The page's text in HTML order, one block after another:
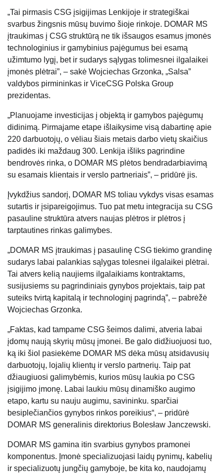
„Tai pirmasis CSG įsigijimas Lenkijoje ir strategiškai
svarbus žingsnis mūsų buvimo šioje rinkoje. DOMAR MS
įtraukimas į CSG struktūrą ne tik išsaugos esamus įmonės
technologinius ir gamybinius pajėgumus bei esamą
užimtumo lygį, bet ir sudarys sąlygas tolimesnei ilgalaikei
įmonės plėtrai”, – sakė Wojciechas Grzonka, „Salsa”
valdybos pirmininkas ir ViceCSG Polska Group
prezidentas.
„Planuojame investicijas į objektą ir gamybos pajėgumų
didinimą. Pirmajame etape išlaikysime visą dabartinę apie
220 darbuotojų, o vėliau šiais metais darbo vietų skaičius
padidės iki maždaug 300. Lenkija išliks pagrindine
bendrovės rinka, o DOMAR MS plėtos bendradarbiavimą
su esamais klientais ir verslo partneriais”, – pridūrė jis.
Įvykdžius sandorį, DOMAR MS toliau vykdys visas esamas
sutartis ir įsipareigojimus. Tuo pat metu integracija su CSG
pasauline struktūra atvers naujas plėtros ir plėtros į
tarptautines rinkas galimybes.
„DOMAR MS įtraukimas į pasaulinę CSG tiekimo grandinę
sudarys labai palankias sąlygas tolesnei ilgalaikei plėtrai.
Tai atvers kelią naujiems ilgalaikiams kontraktams,
susijusiems su pagrindiniais gynybos projektais, taip pat
suteiks tvirtą kapitalą ir technologinį pagrindą”, – pabrėžė
Wojciechas Grzonka.
„Faktas, kad tampame CSG šeimos dalimi, atveria labai
įdomų naują skyrių mūsų įmonei. Be galo didžiuojuosi tuo,
ką iki šiol pasiekėme DOMAR MS dėka mūsų atsidavusių
darbuotojų, lojalių klientų ir verslo partnerių. Taip pat
džiaugiuosi galimybėmis, kurios mūsų laukia po CSG
įsigijimo įmonę. Labai laukiu mūsų dinamiško augimo
etapo, kartu su nauju augimu, savininku. sparčiai
besiplečiančios gynybos rinkos poreikius“, – pridūrė
DOMAR MS generalinis direktorius Bolesław Janczewski.
DOMAR MS gamina itin svarbius gynybos pramonei
komponentus. Įmonė specializuojasi laidų pynimų, kabelių
ir specializuotų jungčių gamyboje, be kita ko, naudojamų